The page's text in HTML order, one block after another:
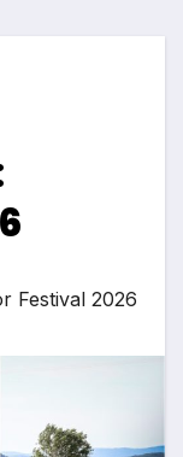
Festival 2026